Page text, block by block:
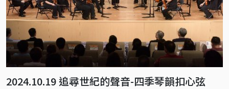
2024.10.19 追尋世紀的聲音-四季琴韻扣心弦